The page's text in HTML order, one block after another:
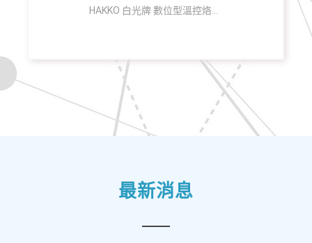
HAKKO 白光牌 數位型溫控烙鐵(FX-888D)
最新消息